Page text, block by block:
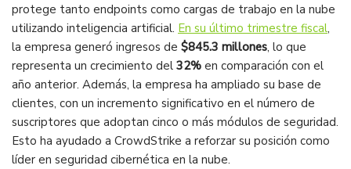
protege tanto endpoints como cargas de trabajo en la nube
utilizando inteligencia artificial. En su último trimestre fiscal,
la empresa generó ingresos de $845.3 millones, lo que
representa un crecimiento del 32% en comparación con el
año anterior. Además, la empresa ha ampliado su base de
clientes, con un incremento significativo en el número de
suscriptores que adoptan cinco o más módulos de seguridad.
Esto ha ayudado a CrowdStrike a reforzar su posición como
líder en seguridad cibernética en la nube​.